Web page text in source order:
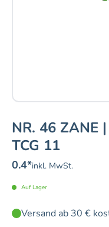
NR. 46 ZANE
TCG 11
0.4*inkl. MwSt.
Auf Lager
Versand ab 30 €